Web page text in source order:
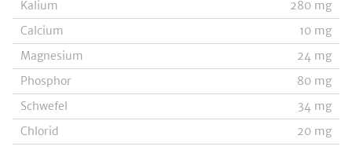
Kalium
280 mg
Calcium
10 mg
Magnesium
24 mg
Phosphor
80 mg
Schwefel
34 mg
Chlorid
20 mg